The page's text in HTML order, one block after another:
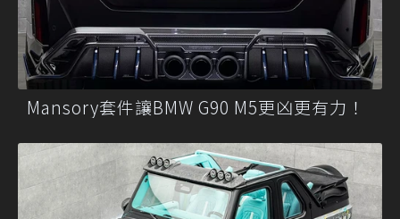
Mansory套件讓BMW G90 M5更凶更有力！